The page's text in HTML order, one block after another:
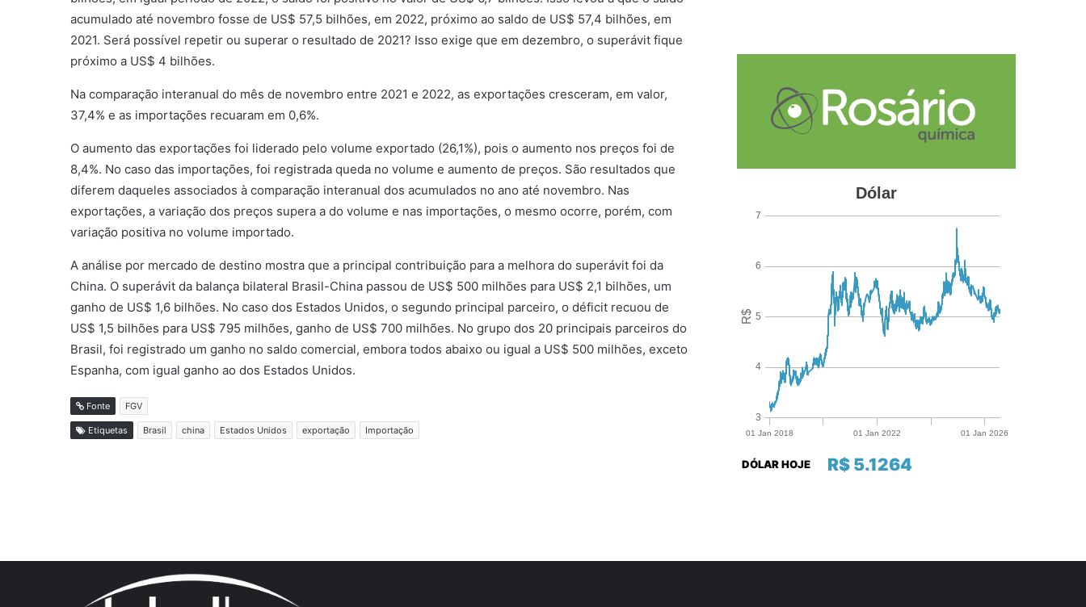
acumulado até novembro fosse de US$ 57,5 bilhões, em 2022, próximo ao saldo de US$ 57,4 bilhões, em
2021. Será possível repetir ou superar o resultado de 2021? Isso exige que em dezembro, o superávit fique
próximo a US$ 4 bilhões.
Na comparação interanual do mês de novembro entre 2021 e 2022, as exportações cresceram, em valor,
37,4% e as importações recuaram em 0,6%.
O aumento das exportações foi liderado pelo volume exportado (26,1%), pois o aumento nos preços foi de
8,4%. No caso das importações, foi registrada queda no volume e aumento de preços. São resultados que
diferem daqueles associados à comparação interanual dos acumulados no ano até novembro. Nas
exportações, a variação dos preços supera a do volume e nas importações, o mesmo ocorre, porém, com
variação positiva no volume importado.
A análise por mercado de destino mostra que a principal contribuição para a melhora do superávit foi da
China. O superávit da balança bilateral Brasil-China passou de US$ 500 milhões para US$ 2,1 bilhões, um
ganho de US$ 1,6 bilhões. No caso dos Estados Unidos, o segundo principal parceiro, o déficit recuou de
US$ 1,5 bilhões para US$ 795 milhões, ganho de US$ 700 milhões. No grupo dos 20 principais parceiros do
Brasil, foi registrado um ganho no saldo comercial, embora todos abaixo ou igual a US$ 500 milhões, exceto
Espanha, com igual ganho ao dos Estados Unidos.
Fonte FGV
Etiquetas Brasil china Estados Unidos exportação Importação
R$ 5.1264
DÓLAR HOJE